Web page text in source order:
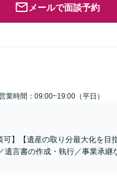
メールで面談予約
業時間：09:00~19:00（平日）
】【遺産の取り分最大化を目
遺言書の作成・執行／事業承継